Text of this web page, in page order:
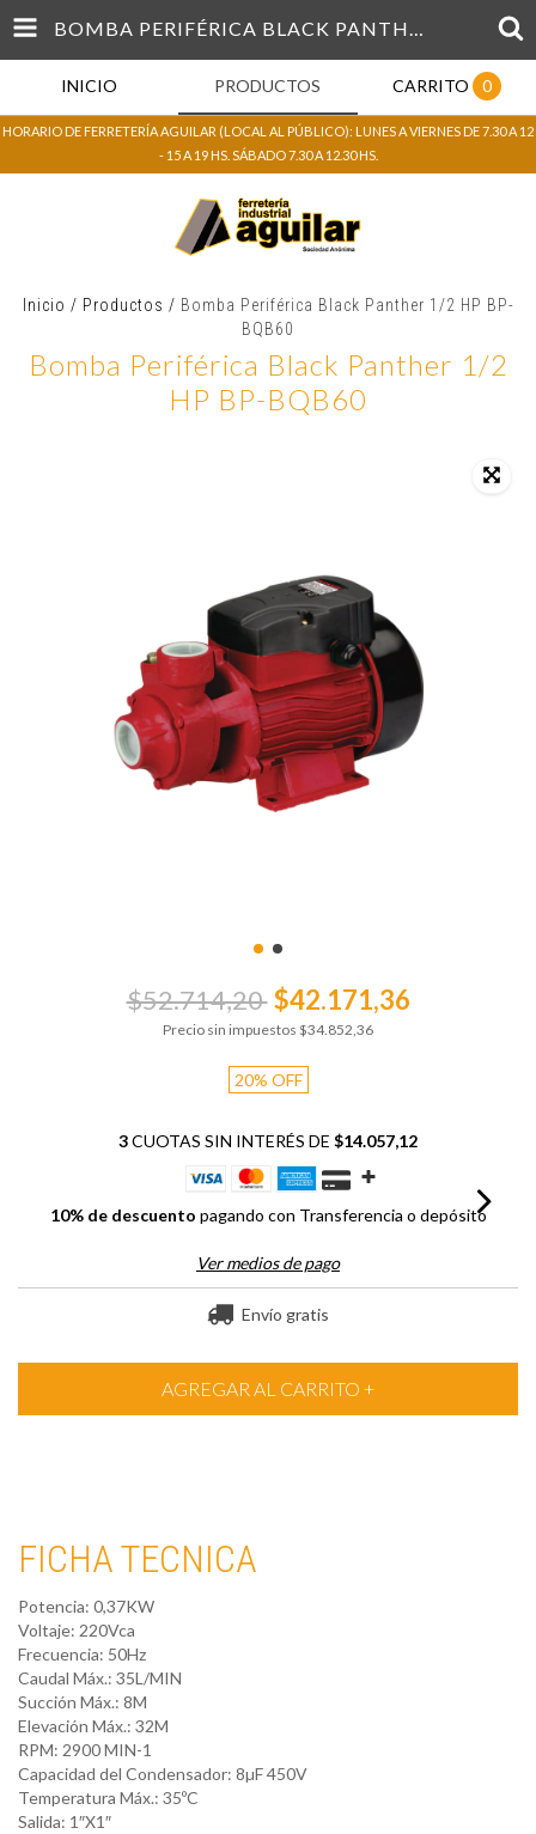
BOMBA PERIFÉRICA BLACK PANTHER 1/2 HP BP-BQB60
INICIO PRODUCTOS CARRITO 0
HORARIO DE FERRETERÍA AGUILAR (LOCAL AL PÚBLICO): LUNES A VIERNES DE 7.30 A 12
- 15 A 19 HS. SÁBADO 7.30 A 12.30 HS.
Inicio / Productos / Bomba Periférica Black Panther 1/2 HP BP-
BQB60
Bomba Periférica Black Panther 1/2
HP BP-BQB60
$52.714,20 $42.171,36
Precio sin impuestos $34.852,36
20% OFF
3CUOTAS SIN INTERÉS DE $14.057,12
10% de descuento pagando con Transferencia o depósito
Ver medios de pago
Envío gratis
FICHA TECNICA
Potencia: 0,37KW
Voltaje: 220Vca
Frecuencia: 50Hz
Caudal Máx.: 35L/MIN
Succión Máx.: 8M
Elevación Máx.: 32M
RPM: 2900 MIN-1
Capacidad del Condensador: 8µF 450V
Temperatura Máx.: 35ºC
Salida: 1″X1″